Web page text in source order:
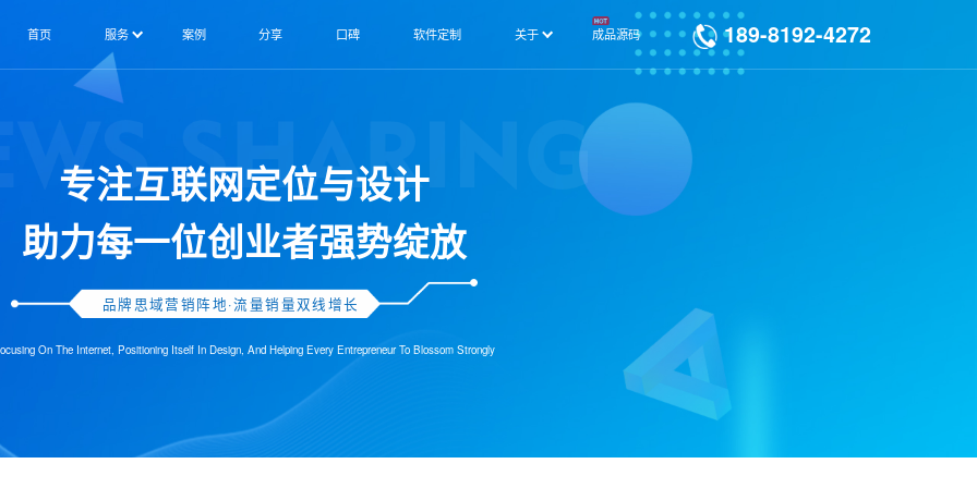
首页 服务 案例 分享 口碑 软件定制 关于 成品源码 189-8192-4272
专注互联网定位与设计
助力每一位创业者强势绽放
品牌思域营销阵地·流量销量双线增长
On The Internet, Positioning Itself In Design, And Helping Every Entrepreneur To Blossom Strongly